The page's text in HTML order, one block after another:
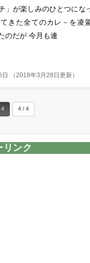
」が楽しみのひとつにな
きた全てのカレ－を凌
のだが 今月も連
日 （ 2018年3月28日更新）
4 4 / 4
リンク